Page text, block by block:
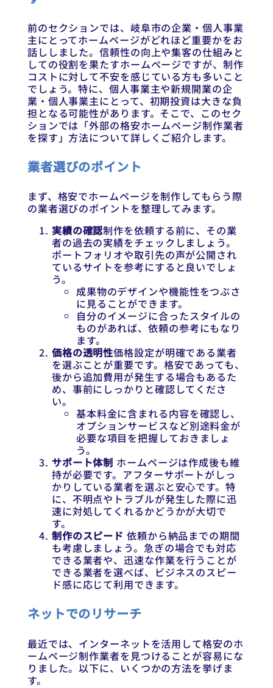
前のセクションでは、岐阜市の企業・個人事業
主にとってホームページがどれほど重要かをお
話ししました。信頼性の向上や集客の仕組みと
しての役割を果たすホームページですが、制作
コストに対して不安を感じている方も多いこと
でしょう。特に、個人事業主や新規開業の企
業・個人事業主にとって、初期投資は大きな負
担となる可能性があります。そこで、このセク
ションでは「外部の格安ホームページ制作業者
を探す」方法について詳しくご紹介します。
業者選びのポイント
まず、格安でホームページを制作してもらう際
の業者選びのポイントを整理してみます。
実績の確認制作を依頼する前に、その業
者の過去の実績をチェックしましょう。
ポートフォリオや取引先の声が公開され
ているサイトを参考にすると良いでしょ
う。
成果物のデザインや機能性をつぶさ
に見ることができます。
自分のイメージに合ったスタイルの
ものがあれば、依頼の参考にもなり
ます。
価格の透明性価格設定が明確である業者
を選ぶことが重要です。格安であっても、
後から追加費用が発生する場合もあるた
め、事前にしっかりと確認してくださ
い。
基本料金に含まれる内容を確認し、
オプションサービスなど別途料金が
必要な項目を把握しておきましょ
う。
サポート体制 ホームページは作成後も維
持が必要です。アフターサポートがしっ
かりしている業者を選ぶと安心です。特
に、不明点やトラブルが発生した際に迅
速に対処してくれるかどうかが大切で
す。
制作のスピード 依頼から納品までの期間
も考慮しましょう。急ぎの場合でも対応
できる業者や、迅速な作業を行うことが
できる業者を選べば、ビジネスのスピー
ド感に応じて利用できます。
ネットでのリサーチ
最近では、インターネットを活用して格安のホ
ームページ制作業者を見つけることが容易にな
りました。以下に、いくつかの方法を挙げま
す。